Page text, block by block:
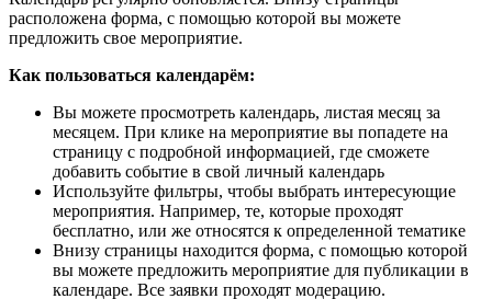
расположена форма, с помощью которой вы можете
предложить свое мероприятие.
Как пользоваться календарём:
Вы можете просмотреть календарь, листая месяц за
месяцем. При клике на мероприятие вы попадете на
страницу с подробной информацией, где сможете
добавить событие в свой личный календарь
Используйте фильтры, чтобы выбрать интересующие
мероприятия. Например, те, которые проходят
бесплатно, или же относятся к определенной тематике
Внизу страницы находится форма, с помощью которой
вы можете предложить мероприятие для публикации в
календаре. Все заявки проходят модерацию.